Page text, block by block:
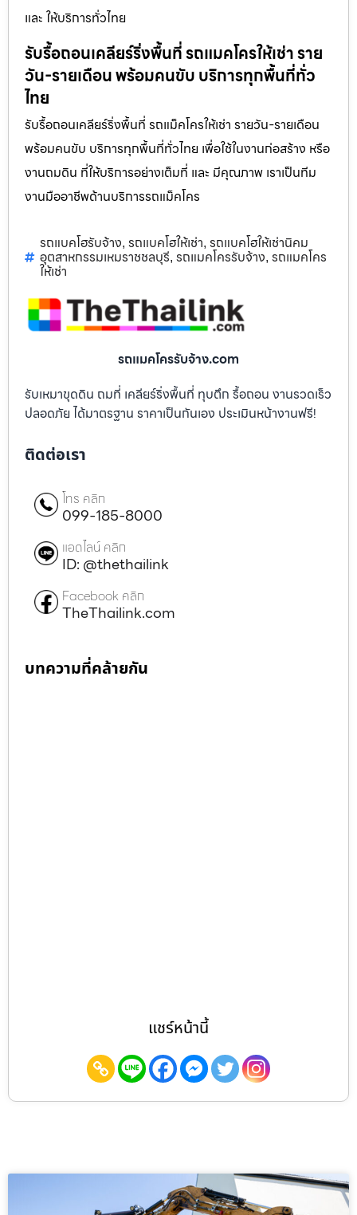
และ ให้บริการทั่วไทย
รับรื้อถอนเคลียร์ริ่งพื้นที่ รถแมคโครให้เช่า ราย
วัน-รายเดือน พร้อมคนขับ บริการทุกพื้นที่ทั่ว
ไทย
รับรื้อถอนเคลียร์ริ่งพื้นที่ รถแม็คโครให้เช่า รายวัน-รายเดือน
พร้อมคนขับ บริการทุกพื้นที่ทั่วไทย เพื่อใช้ในงานก่อสร้าง หรือ
งานถมดิน ที่ให้บริการอย่างเต็มที่ และ มีคุณภาพ เราเป็นทีม
งานมืออาชีพด้านบริการรถแม็คโคร
รถแบคโฮรับจ้าง, รถแบคโฮให้เช่า, รถแบคโฮให้เช่านิคม
อุตสาหกรรมเหมราชชลบุรี, รถแมคโครรับจ้าง, รถแมคโคร
ให้เช่า
รถแมคโครรับจ้าง.com
รับเหมาขุดดิน ถมที่ เคลียร์ริ่งพื้นที่ ทุบตึก รื้อถอน งานรวดเร็ว
ปลอดภัย ได้มาตรฐาน ราคาเป็นกันเอง ประเมินหน้างานฟรี!
ติดต่อเรา
โทร คลิก
099-185-8000
แอดไลน์ คลิก
ID: @thethailink
Facebook คลิก
TheThailink.com
บทความที่คล้ายกัน
แชร์หน้านี้